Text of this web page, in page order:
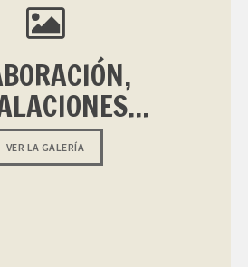
VER LA GALERÍA